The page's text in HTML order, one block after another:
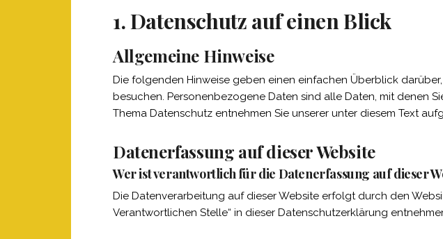
1. Datenschutz auf einen Blick
Allgemeine Hinweise
Die folgenden Hinweise geben einen einfachen Überblick
besuchen. Personenbezogene Daten sind alle Daten, mit denen
Thema Datenschutz entnehmen Sie unserer unter diesem Text
Datenerfassung auf dieser Website
Wer ist verantwortlich für die Datenerfassung auf dieser
Die Datenverarbeitung auf dieser Website erfolgt durch den
Verantwortlichen Stelle“ in dieser Datenschutzerklärung